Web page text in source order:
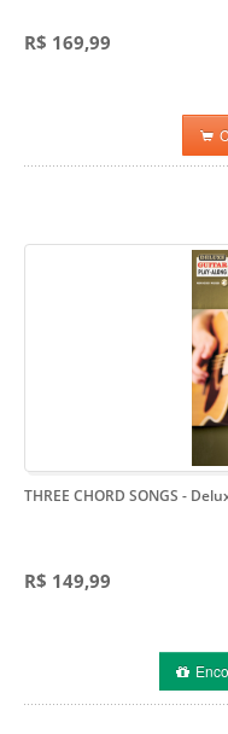
R$ 169,99
THREE CHORD SONGS -
R$ 149,99